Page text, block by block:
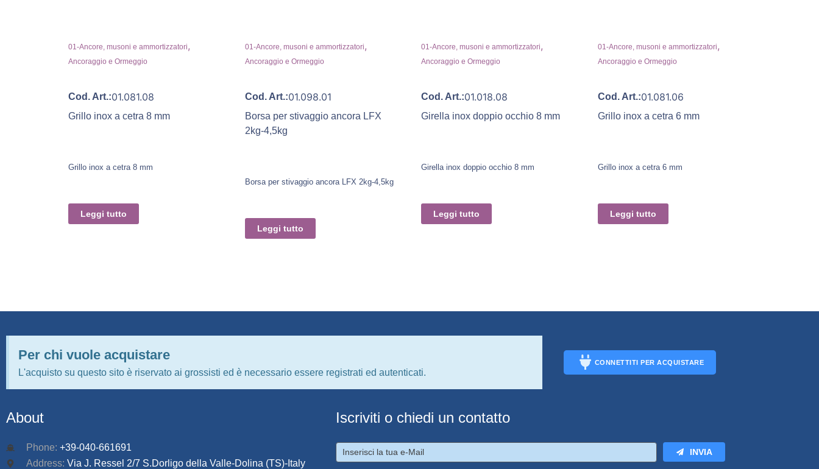
01-Ancore, musoni e ammortizzatori,
Ancoraggio e Ormeggio
Cod. Art.:01.081.08
Grillo inox a cetra 8 mm
Grillo inox a cetra 8 mm
Leggi tutto
01-Ancore, musoni e ammortizzatori,
Ancoraggio e Ormeggio
Cod. Art.:01.098.01
Borsa per stivaggio ancora LFX
2kg-4,5kg
Borsa per stivaggio ancora LFX 2kg-4,5kg
Leggi tutto
01-Ancore, musoni e ammortizzatori,
Ancoraggio e Ormeggio
Cod. Art.:01.018.08
Girella inox doppio occhio 8 mm
Girella inox doppio occhio 8 mm
Leggi tutto
01-Ancore, musoni e ammortizzatori,
Ancoraggio e Ormeggio
Cod. Art.:01.081.06
Grillo inox a cetra 6 mm
Grillo inox a cetra 6 mm
Leggi tutto
Per chi vuole acquistare
L'acquisto su questo sito è riservato ai grossisti ed è necessario essere registrati ed autenticati.
CONNETTITI PER ACQUISTARE
About
Phone: +39-040-661691
Address: Via J. Ressel 2/7 S.Dorligo della Valle-Dolina (TS)-Italy
Iscriviti o chiedi un contatto
INVIA